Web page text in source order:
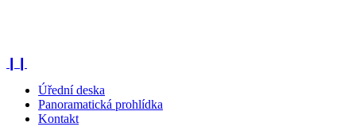
Úřední deska
Panoramatická prohlídka
Kontakt